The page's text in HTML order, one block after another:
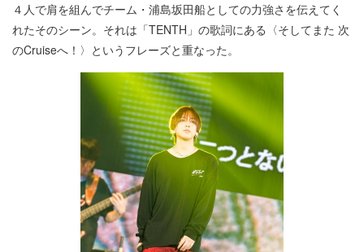
４人で肩を組んでチーム・浦島坂田船としての力強さを伝えてく
れたそのシーン。それは「TENTH」の歌詞にある〈そしてまた 次
のCruiseへ！〉というフレーズと重なった。